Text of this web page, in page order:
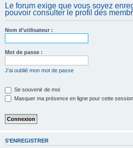
Le forum exige que vous soyez
pouvoir consulter le profil des
Nom d’utilisateur :
Mot de passe :
J’ai oublié mon mot de passe
Se souvenir de moi
Masquer ma présence en ligne pour cette session
S’ENREGISTRER